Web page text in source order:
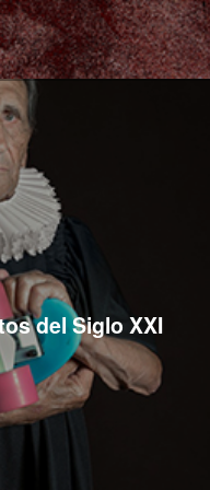
del Siglo XXI